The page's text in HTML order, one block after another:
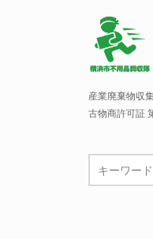
産業廃棄物収
古物商許可証